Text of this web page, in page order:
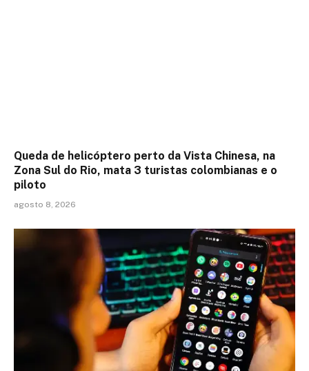
Queda de helicóptero perto da Vista Chinesa, na
Zona Sul do Rio, mata 3 turistas colombianas e o
piloto
agosto 8, 2026